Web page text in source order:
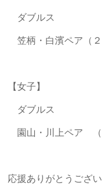
ダブルス
笠柄・白濱ペア（
【女子】
ダブルス
園山・川上ペア
応援ありがとうござい